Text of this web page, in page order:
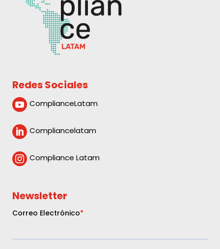
Redes Sociales
 ComplianceLatam
 Compliancelatam
 Compliance Latam
Newsletter